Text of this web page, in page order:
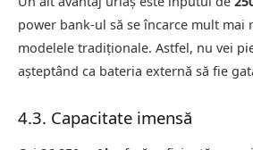
power bank-ul să se încarce mult mai
modelele tradiționale. Astfel, nu vei
așteptând ca bateria externă să fie
4.3. Capacitate imensă